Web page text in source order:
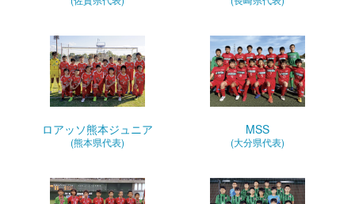
ロアッソ熊本ジュニア
(熊本県代表)
MSS
(大分県代表)